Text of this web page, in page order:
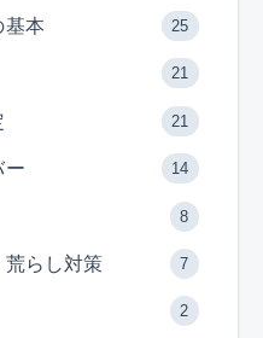
基本 25
21
21
ー 14
8
荒らし対策 7
2